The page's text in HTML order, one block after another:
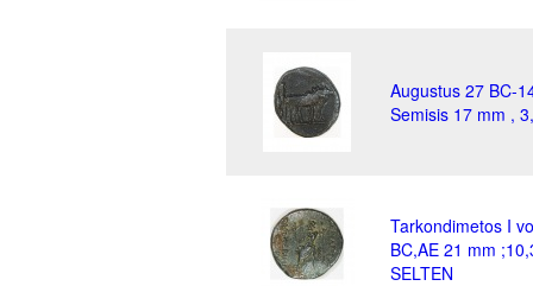
Augustus 27 BC-
Semisis 17 mm ,
Tarkondimetos I
BC,AE 21 mm
SELTEN